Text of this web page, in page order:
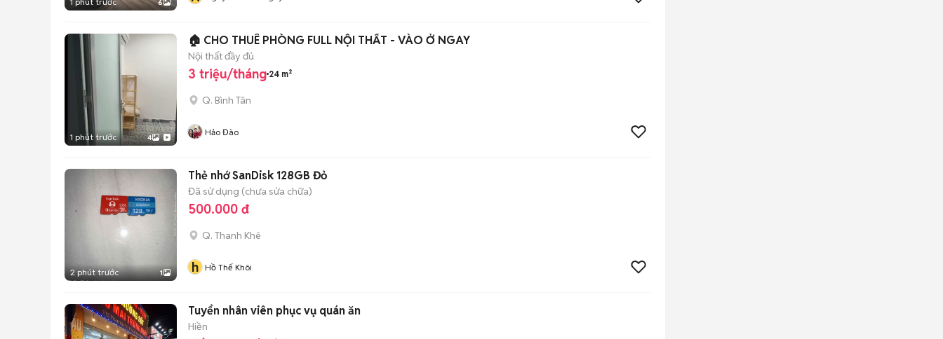
6
1 phút trước 4
🏠 CHO THUÊ PHÒNG FULL NỘI THẤT - VÀO Ở NGAY
Nội thất đầy đủ
3 triệu/tháng 24 m²
Q. Bình Tân
Hảo Đào
2 phút trước 1
Thẻ nhớ SanDisk 128GB Đỏ
Đã sử dụng (chưa sửa chữa)
500.000 đ
Q. Thanh Khê
h Hồ Thế Khôi
Tuyển nhân viên phục vụ quán ăn
Hiền